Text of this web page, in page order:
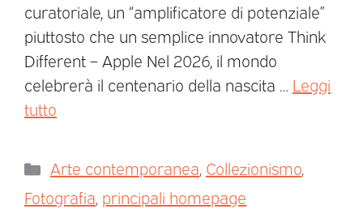
curatoriale, un “amplificatore di potenziale”
piuttosto che un semplice innovatore Think
Different – Apple Nel 2026, il mondo
celebrerà il centenario della nascita … Leggi
tutto
Arte contemporanea Collezionismo
Fotografia principali homepage